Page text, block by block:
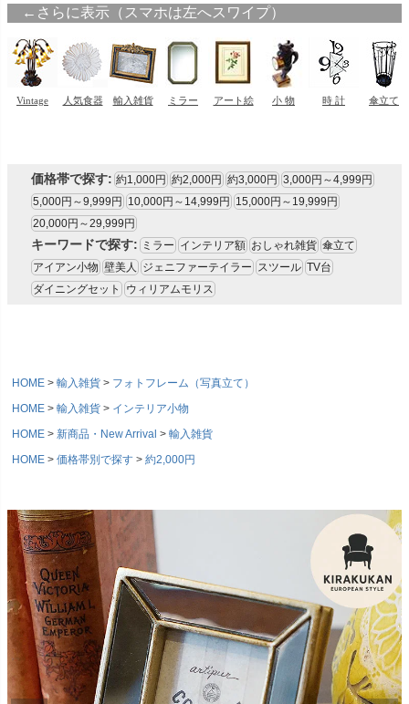
価格帯で探す: 約1,000円 約2,000円 約3,000円 3,000円～4,999円
5,000円～9,999円
10,000円～14,999円
15,000円～19,999円
20,000円～29,999円
キーワードで探す: ミラー インテリア額 おしゃれ雑貨 傘立て
アイアン小物 壁美人 ジェニファーテイラー スツール TV台
ダイニングセット
ウィリアムモリス
HOME 輸入雑貨
フォトフレーム（写真立て）
HOME
輸入雑貨
インテリア小物
HOME
新商品・New Arrival
輸入雑貨
HOME
価格帯別で探す 約2,000円